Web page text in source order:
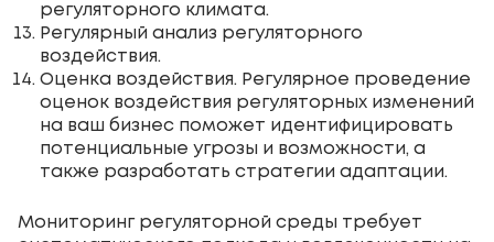
регуляторного климата.
Регулярный анализ регуляторного
воздействия.
Оценка воздействия. Регулярное проведение
оценок воздействия регуляторных изменений
на ваш бизнес поможет идентифицировать
потенциальные угрозы и возможности, а
также разработать стратегии адаптации.
Мониторинг регуляторной среды требует